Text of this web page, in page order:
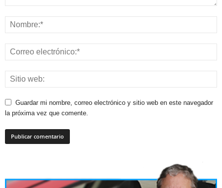
Guardar mi nombre, correo electrónico y sitio web en este navegador
la próxima vez que comente.